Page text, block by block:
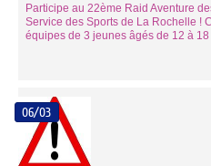
Participe au 22ème Raid Aventure
Service des Sports de La Rochelle !
équipes de 3 jeunes âgés de 12 à 18
06/03